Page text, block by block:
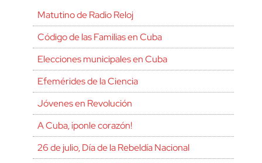
Matutino de Radio Reloj
Código de las Familias en Cuba
Elecciones municipales en Cuba
Efemérides de la Ciencia
Jóvenes en Revolución
A Cuba, ¡ponle corazón!
26 de julio, Día de la Rebeldía Nacional